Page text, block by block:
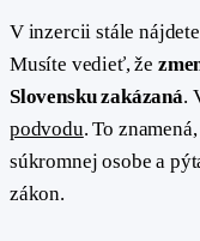
V inzercii stále
Musíte vedieť, že
Slovensku zakázaná.
podvodu. To
súkromnej osobe a
zákon.